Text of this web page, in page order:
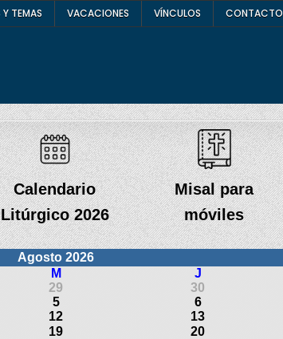
TEMAS VACACIONES VÍNCULOS CONTACTO
Calendario
Litúrgico 2026
Misal para
móviles